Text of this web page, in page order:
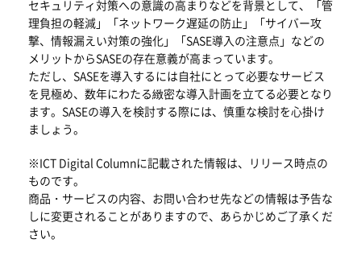
セキュリティ対策への意識の高まりなどを背景として、「管
理負担の軽減」「ネットワーク遅延の防止」「サイバー攻
撃、情報漏えい対策の強化」「SASE導入の注意点」などの
メリットからSASEの存在意義が高まっています。
ただし、SASEを導入するには自社にとって必要なサービス
を見極め、数年にわたる緻密な導入計画を立てる必要となり
ます。SASEの導入を検討する際には、慎重な検討を心掛け
ましょう。
※ICT Digital Columnに記載された情報は、リリース時点の
ものです。
商品・サービスの内容、お問い合わせ先などの情報は予告な
しに変更されることがありますので、あらかじめご了承くだ
さい。